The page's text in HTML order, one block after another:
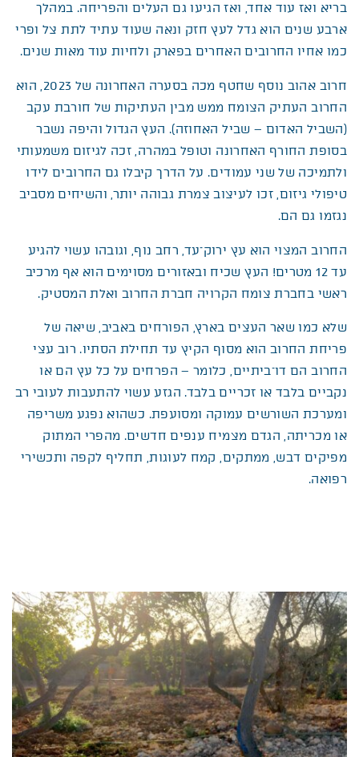
בריא ואז עוד אחד, ואז הגיעו גם העלים והפריחה. במהלך
ארבע שנים הוא גדל לעץ חזק ונאה שעוד עתיד לתת צל ופרי
כמו אחיו החרובים האחרים בפארק ולחיות עוד מאות שנים.
חרוב אהוב נוסף שחטף מכה בסערה האחרונה של 2023, הוא
החרוב העתיק הצומח ממש מבין העתיקות של חורבת עקב
(השביל האדום – שביל האחוזה). העץ הגדול והיפה נשבר
בסופת החורף האחרונה וטופל במהרה, זכה לגיזום משמעותי
ולתמיכה של שני עמודים. על הדרך קיבלו גם החרובים לידו
טיפולי גיזום, זכו לעיצוב צמרת גבוהה יותר, והשיחים מסביב
נגזמו גם הם.
החרוב המצוי הוא עץ ירוק־עד, רחב נוף, וגובהו עשוי להגיע
עד 12 מטרים! העץ שכיח ובאזורים מסוימים הוא אף מרכיב
ראשי בחברת צומח הקרויה חברת החרוב ואלת המסטיק.
שלא כמו שאר העצים בארץ, הפורחים באביב, שיאה של
פריחת החרוב הוא מסוף הקיץ עד תחילת הסתיו. רוב עצי
החרוב הם דו־ביתיים, כלומר – הפרחים על כל עץ הם או
נקביים בלבד או זכריים בלבד. הגזע עשוי להתעבות לעובי רב
ומערכת השורשים עמוקה ומסועפת. כשהוא נפגע משריפה
או מכריתה, הגדם מצמיח ענפים חדשים. מהפרי המתוק
מפיקים דבש, ממתקים, קמח לעוגות, תחליף לקפה ותכשירי
רפואה.